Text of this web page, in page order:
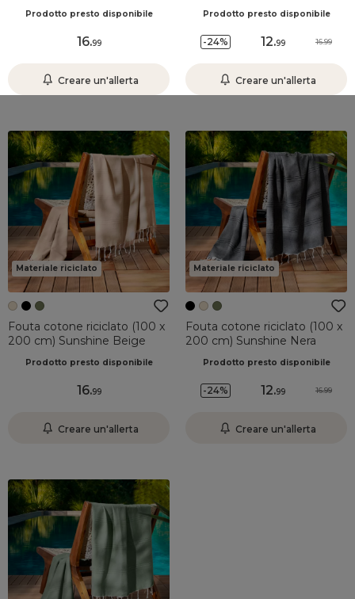
Prodotto presto disponibile
16.99
Creare un'allerta
Prodotto presto disponibile
-24% 12.99 16.99
Creare un'allerta
Materiale riciclato
Fouta cotone riciclato (100 x
200 cm) Sunshine Beige
Prodotto presto disponibile
16.99
Creare un'allerta
Materiale riciclato
Fouta cotone riciclato (100 x
200 cm) Sunshine Nera
Prodotto presto disponibile
-24% 12.99 16.99
Creare un'allerta